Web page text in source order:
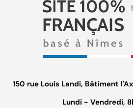
150 rue Louis Landi, Bâtiment
Lundi - Vendredi,